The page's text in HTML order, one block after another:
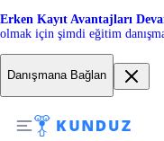
Erken Kayıt Avantajları
olmak için şimdi eğitim
Danışmana Bağlan